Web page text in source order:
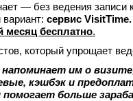
— без ведения
сервис VisitTime.
месяц бесплатно.
который упрощает
им о
кэшбэк и
помогает больше